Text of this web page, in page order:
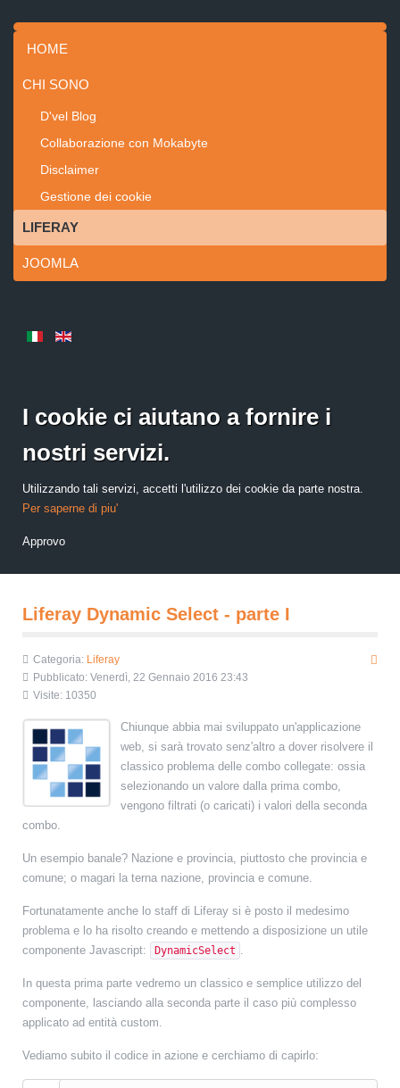
HOME
CHI SONO
D'vel Blog
Collaborazione con Mokabyte
Disclaimer
Gestione dei cookie
LIFERAY
JOOMLA
I cookie ci aiutano a fornire i
nostri servizi.
Utilizzando tali servizi, accetti l'utilizzo dei cookie da parte nostra.
Per saperne di piu'
Approvo
Liferay Dynamic Select - parte I
Categoria: Liferay
Pubblicato: Venerdì, 22 Gennaio 2016 23:43
Visite: 10350
Chiunque abbia mai sviluppato un'applicazione
web, si sarà trovato senz'altro a dover risolvere il
classico problema delle combo collegate: ossia
selezionando un valore dalla prima combo,
vengono filtrati (o caricati) i valori della seconda
combo.
Un esempio banale? Nazione e provincia, piuttosto che provincia e
comune; o magari la terna nazione, provincia e comune.
Fortunatamente anche lo staff di Liferay si è posto il medesimo
problema e lo ha risolto creando e mettendo a disposizione un utile
componente Javascript:
DynamicSelect .
In questa prima parte vedremo un classico e semplice utilizzo del
componente, lasciando alla seconda parte il caso più complesso
applicato ad entità custom.
Vediamo subito il codice in azione e cerchiamo di capirlo: